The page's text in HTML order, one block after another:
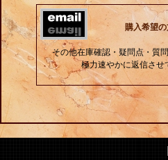
購入希望
その他在庫確認・疑問点・質
極力速やかに返信させ